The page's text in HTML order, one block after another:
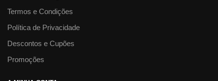
Termos e Condições
Política de Privacidade
Descontos e Cupões
Promoções